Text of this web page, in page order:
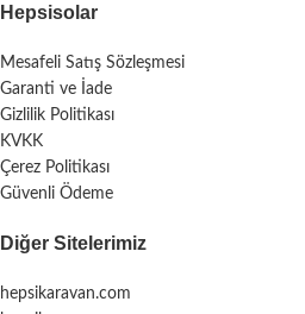
Hepsisolar
Mesafeli Satış Sözleşmesi
Garanti ve İade
Gizlilik Politikası
KVKK
Çerez Politikası
Güvenli Ödeme
Diğer Sitelerimiz
hepsikaravan.com